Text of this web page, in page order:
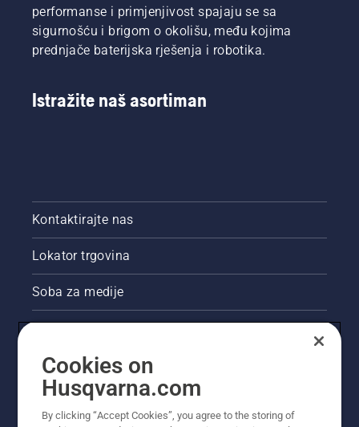
performanse i primjenjivost spajaju se sa
sigurnošću i brigom o okolišu, među kojima
prednjače baterijska rješenja i robotika.
Istražite naš asortiman
Kontaktirajte nas
Lokator trgovina
Soba za medije
Akcije
Pravne informacije o proizvodu
Ostale stranice tvrtke Husqvarna
Cookies on
Husqvarna.com
By clicking “Accept Cookies”, you agree to the storing of